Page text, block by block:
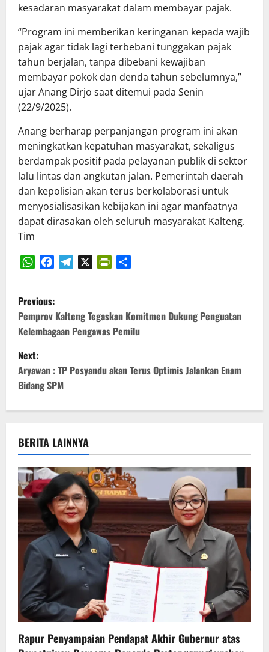
kesadaran masyarakat dalam membayar pajak.
“Program ini memberikan keringanan kepada wajib
pajak agar tidak lagi terbebani tunggakan pajak
tahun berjalan, tanpa dibebani kewajiban
membayar pokok dan denda tahun sebelumnya,”
ujar Anang Dirjo saat ditemui pada Senin
(22/9/2025).
Anang berharap perpanjangan program ini akan
meningkatkan kepatuhan masyarakat, sekaligus
berdampak positif pada pelayanan publik di sektor
lalu lintas dan angkutan jalan. Pemerintah daerah
dan kepolisian akan terus berkolaborasi untuk
menyosialisasikan kebijakan ini agar manfaatnya
dapat dirasakan oleh seluruh masyarakat Kalteng.
Tim
P
o
s
t
n
v
i
g
a
i
o
n
Previous:
Pemprov Kalteng Tegaskan Komitmen Dukung Penguatan
Kelembagaan Pengawas Pemilu
Next:
Aryawan : TP Posyandu akan Terus Optimis Jalankan Enam
Bidang SPM
BERITA LAINNYA
Rapur Penyampaian Pendapat Akhir Gubernur atas